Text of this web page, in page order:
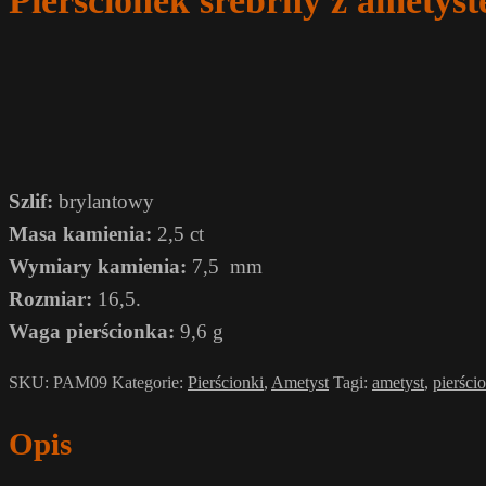
Szlif: brylantowy
Masa kamienia: 2,5 ct
Wymiary kamienia: 7,5 mm
Rozmiar: 16,5.
Waga pierścionka: 9,6 g
SKU: PAM09 Kategorie: Pierścionki, Ametyst Tagi: ametyst,
Opis